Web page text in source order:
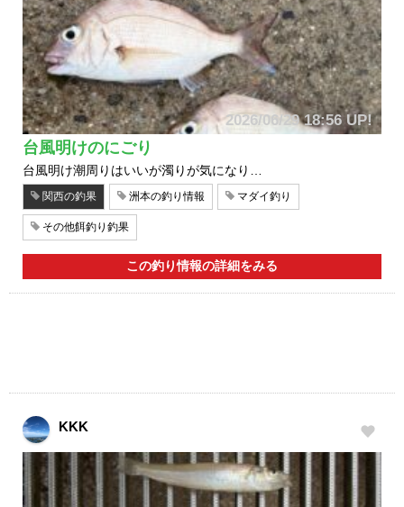
2026/06/29 18:56 UP!
台風明けのにごり
台風明け潮周りはいいが濁りが気になり…
関西の釣果 洲本の釣り情報 マダイ釣り
その他餌釣り釣果
この釣り情報の詳細をみる
KKK